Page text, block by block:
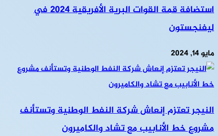
استضافة قمة القوات البرية الأفريقية 2024 في
ليفنجستون
مايو 14, 2024
النيجر تعتزم إنعاش شركة النفط الوطنية وتستأنف
مشروع خط الأنابيب مع تشاد والكاميرون